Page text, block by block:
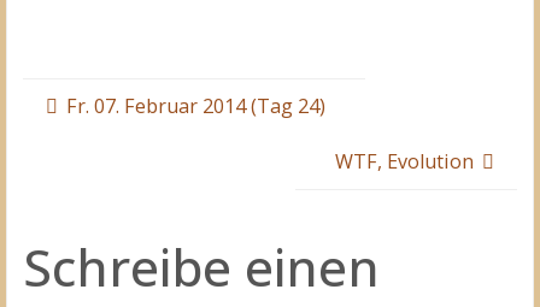
Fr. 07. Februar 2014 (Tag 24)
WTF, Evolution
Schreibe einen